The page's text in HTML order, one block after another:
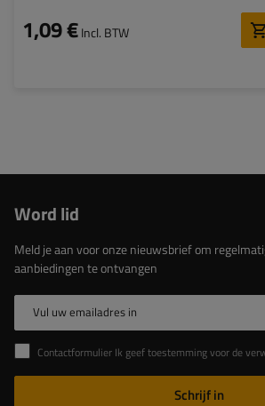
1,09 €Incl. BTW
Word lid
Meld je aan voor onze nieuwsbrief om
aanbiedingen te ontvangen
Vul uw emailadres in
Contactformulier Ik geef toestemming voor de verwerking van mijn persoonlijke gegevens in het contactformulier in
Schrijf in